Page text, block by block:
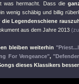
was hermacht. Dass die
wenig schäbig und billig
Legendenschiene
aus dem Jahre 2013
bleiben weiterhin
For Vengeance",
dieses Klassikers